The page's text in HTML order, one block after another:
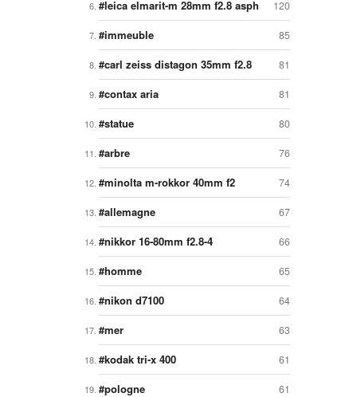
120
leica elmarit-m 28mm f2.8 asph
85
immeuble
81
carl zeiss distagon 35mm f2.8
81
contax aria
80
statue
76
arbre
74
minolta m-rokkor 40mm f2
67
allemagne
66
nikkor 16-80mm f2.8-4
65
homme
64
nikon d7100
63
mer
61
kodak tri-x 400
61
pologne